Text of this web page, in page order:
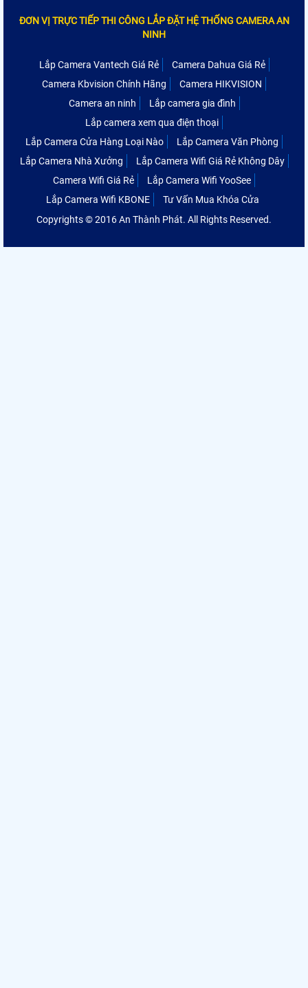
ĐƠN VỊ TRỰC TIẾP THI CÔNG LẮP ĐẶT HỆ THỐNG CAMERA AN
NINH
Lắp Camera Vantech Giá Rẻ
Camera Dahua Giá Rẻ
Camera Kbvision Chính Hãng
Camera HIKVISION
Camera an ninh
Lắp camera gia đình
Lắp camera xem qua điện thoại
Lắp Camera Cửa Hàng Loại Nào
Lắp Camera Văn Phòng
Lắp Camera Nhà Xưởng
Lắp Camera Wifi Giá Rẻ Không Dây
Camera Wifi Giá Rẻ
Lắp Camera Wifi YooSee
Lắp Camera Wifi KBONE
Tư Vấn Mua Khóa Cửa
Copyrights © 2016 An Thành Phát. All Rights Reserved.